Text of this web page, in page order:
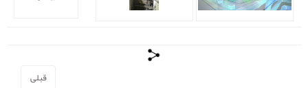
قبلی